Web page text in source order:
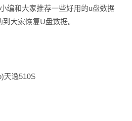
编和大家推荐一些好用的u盘数据
大家恢复U盘数据。
天逸510S